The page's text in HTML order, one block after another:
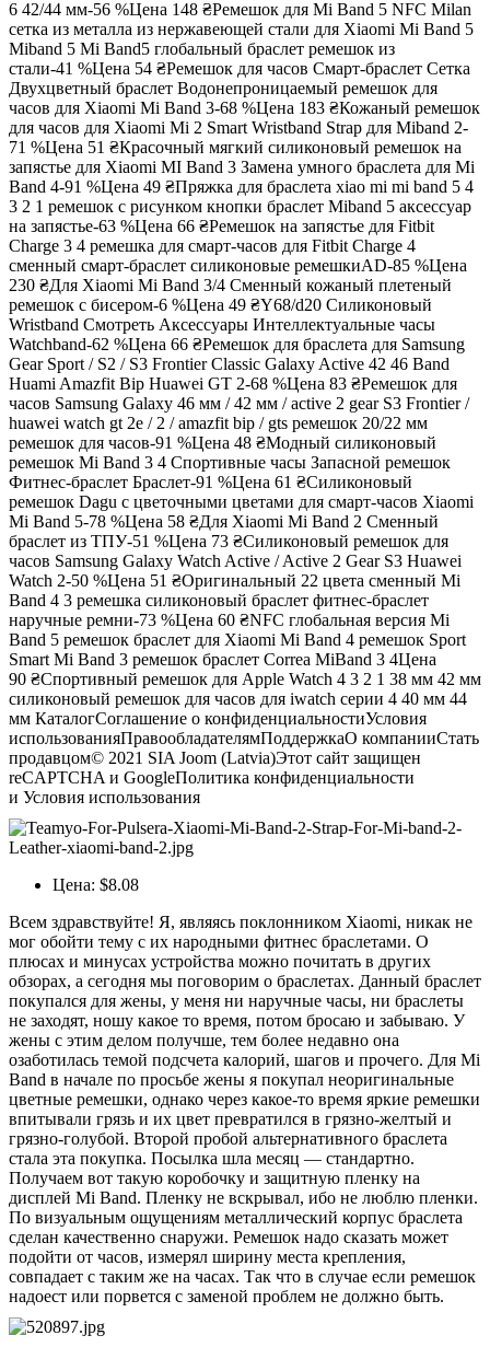
6 42/44 мм-56 %Цена 148 ₴Ремешок для Mi Band 5 NFC Milan
сетка из металла из нержавеющей стали для Xiaomi Mi Band 5
Miband 5 Mi Band5 глобальный браслет ремешок из
стали-41 %Цена 54 ₴Ремешок для часов Смарт-браслет Сетка
Двухцветный браслет Водонепроницаемый ремешок для
часов для Xiaomi Mi Band 3-68 %Цена 183 ₴Кожаный ремешок
для часов для Xiaomi Mi 2 Smart Wristband Strap для Miband 2-
71 %Цена 51 ₴Красочный мягкий силиконовый ремешок на
запястье для Xiaomi MI Band 3 Замена умного браслета для Mi
Band 4-91 %Цена 49 ₴Пряжка для браслета xiao mi mi band 5 4
3 2 1 ремешок с рисунком кнопки браслет Miband 5 аксессуар
на запястье-63 %Цена 66 ₴Ремешок на запястье для Fitbit
Charge 3 4 ремешка для смарт-часов для Fitbit Charge 4
сменный смарт-браслет силиконовые ремешкиAD-85 %Цена
230 ₴Для Xiaomi Mi Band 3/4 Сменный кожаный плетеный
ремешок с бисером-6 %Цена 49 ₴Y68/d20 Силиконовый
Wristband Смотреть Аксессуары Интеллектуальные часы
Watchband-62 %Цена 66 ₴Ремешок для браслета для Samsung
Gear Sport / S2 / S3 Frontier Classic Galaxy Active 42 46 Band
Huami Amazfit Bip Huawei GT 2-68 %Цена 83 ₴Ремешок для
часов Samsung Galaxy 46 мм / 42 мм / active 2 gear S3 Frontier /
huawei watch gt 2e / 2 / amazfit bip / gts ремешок 20/22 мм
ремешок для часов-91 %Цена 48 ₴Модный силиконовый
ремешок Mi Band 3 4 Спортивные часы Запасной ремешок
Фитнес-браслет Браслет-91 %Цена 61 ₴Силиконовый
ремешок Dagu с цветочными цветами для смарт-часов Xiaomi
Mi Band 5-78 %Цена 58 ₴Для Xiaomi Mi Band 2 Сменный
браслет из ТПУ-51 %Цена 73 ₴Силиконовый ремешок для
часов Samsung Galaxy Watch Active / Active 2 Gear S3 Huawei
Watch 2-50 %Цена 51 ₴Оригинальный 22 цвета сменный Mi
Band 4 3 ремешка силиконовый браслет фитнес-браслет
наручные ремни-73 %Цена 60 ₴NFC глобальная версия Mi
Band 5 ремешок браслет для Xiaomi Mi Band 4 ремешок Sport
Smart Mi Band 3 ремешок браслет Correa MiBand 3 4Цена
90 ₴Спортивный ремешок для Apple Watch 4 3 2 1 38 мм 42 мм
силиконовый ремешок для часов для iwatch серии 4 40 мм 44
мм КаталогСоглашение о конфиденциальностиУсловия
использованияПравообладателямПоддержкаО компанииСтать
продавцом© 2021 SIA Joom (Latvia)Этот сайт защищен
reCAPTCHA и GoogleПолитика конфиденциальности
и Условия использования
Цена: $8.08
Всем здравствуйте! Я, являясь поклонником Xiaomi, никак не
мог обойти тему с их народными фитнес браслетами. О
плюсах и минусах устройства можно почитать в других
обзорах, а сегодня мы поговорим о браслетах. Данный браслет
покупался для жены, у меня ни наручные часы, ни браслеты
не заходят, ношу какое то время, потом бросаю и забываю. У
жены с этим делом получше, тем более недавно она
озаботилась темой подсчета калорий, шагов и прочего. Для Mi
Band в начале по просьбе жены я покупал неоригинальные
цветные ремешки, однако через какое-то время яркие ремешки
впитывали грязь и их цвет превратился в грязно-желтый и
грязно-голубой. Второй пробой альтернативного браслета
стала эта покупка. Посылка шла месяц — стандартно.
Получаем вот такую коробочку и защитную пленку на
дисплей Mi Band. Пленку не вскрывал, ибо не люблю пленки.
По визуальным ощущениям металлический корпус браслета
сделан качественно снаружи. Ремешок надо сказать может
подойти от часов, измерял ширину места крепления,
совпадает с таким же на часах. Так что в случае если ремешок
надоест или порвется с заменой проблем не должно быть.